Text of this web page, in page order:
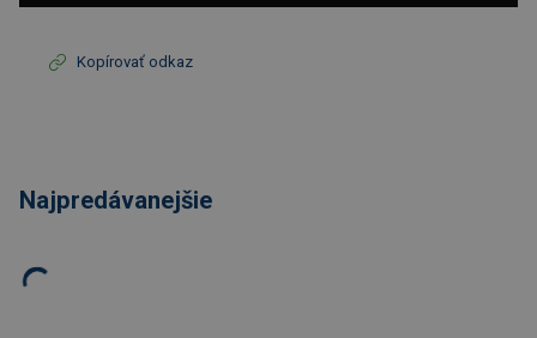
Kopírovať odkaz
Najpredávanejšie